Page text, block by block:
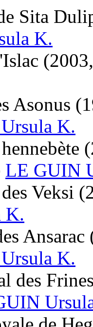
Sita
K.
Asonus
K.
LE GUIN
Veksi
K.
Ansarac
K.
des